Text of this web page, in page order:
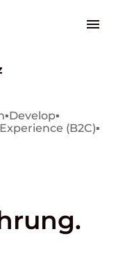
▪Develop▪
(B2C)▪